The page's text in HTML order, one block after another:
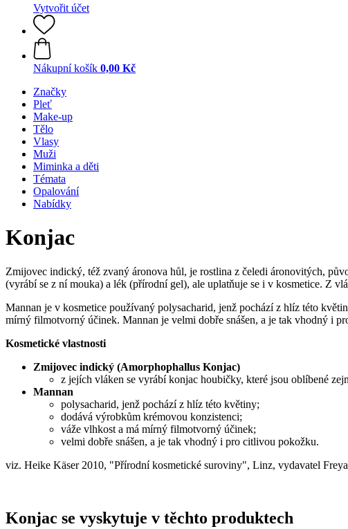
Vytvořit účet
Nákupní košík 0,00 Kč
Značky
Pleť
Make-up
Tělo
Vlasy
Muži
Miminka a děti
Témata
Opalování
Nabídky
Konjac
Zmijovec indický, též zvaný áronova hůl, je rostlina z čeledi áronovitých,
(vyrábí se z ní mouka) a lék (přírodní gel), ale uplatňuje se i v kosmetice. Z
Mannan je v kosmetice používaný polysacharid, jenž pochází z hlíz této
mírný filmotvorný účinek. Mannan je velmi dobře snášen, a je tak vhodný i
Kosmetické vlastnosti
Zmijovec indický (Amorphophallus Konjac)
z jejích vláken se vyrábí konjac houbičky, které jsou oblíbené
Mannan
polysacharid, jenž pochází z hlíz této květiny;
dodává výrobkům krémovou konzistenci;
váže vlhkost a má mírný filmotvorný účinek;
velmi dobře snášen, a je tak vhodný i pro citlivou pokožku.
viz. Heike Käser 2010, "Přírodní kosmetické suroviny", Linz, vydavatel
Konjac se vyskytuje v těchto produktech